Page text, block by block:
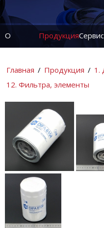
О ПродукцияСервис
Главная / Продукция / 1.
12. Фильтра, элементы